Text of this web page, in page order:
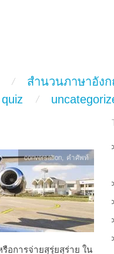
สำนวนภาษาอัง
quiz
อการจ่ายสุรุ่ยสุร่าย ใน
conversation, คำศัพท์